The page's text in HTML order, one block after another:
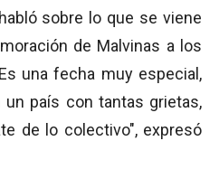
sobre lo que se viene
de Malvinas a los
una fecha muy especial,
país con tantas grietas,
de lo colectivo", expresó